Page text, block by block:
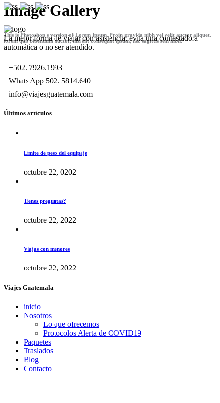
Image Gallery
This is Photoshop's version of Lorem Ipsum. Proin gravida nibh vel velit auctor aliquet.
lorem quis bibendum auctor, nisi elit consequat ipsum, nec sagittis sem nibh.
La mejor forma de viajar con asistencia, evita una contestadora
automática o no ser atendido.
+502. 7926.1993
Whats App 502. 5814.640
info@viajesguatemala.com
Últimos artículos
Límite de peso del equipaje
octubre 22, 0202
Tienes preguntas?
octubre 22, 2022
Viajas con menores
octubre 22, 2022
Viajes Guatemala
inicio
Nosotros
Lo que ofrecemos
Protocolos Alerta de COVID19
Paquetes
Traslados
Blog
Contacto